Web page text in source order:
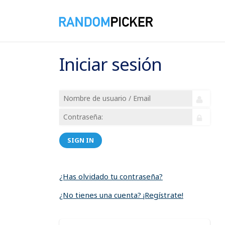
Iniciar sesión
SIGN IN
¿Has olvidado tu contraseña?
¿No tienes una cuenta? ¡Regístrate!